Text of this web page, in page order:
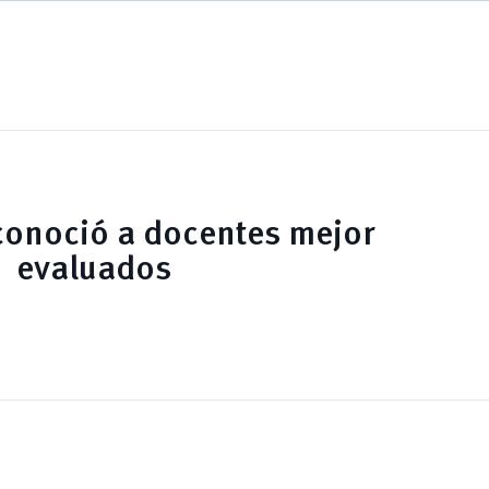
a docentes mejor
evaluados